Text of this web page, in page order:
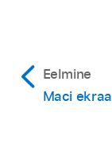
Eelmine
Maci